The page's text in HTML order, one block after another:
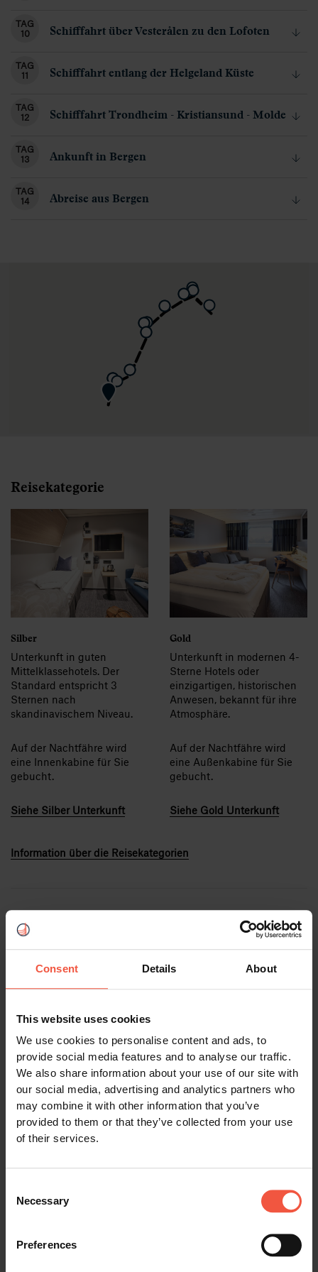
Consent Details About
This website uses cookies
We use cookies to personalise content and ads, to
provide social media features and to analyse our traffic.
We also share information about your use of our site with
our social media, advertising and analytics partners who
may combine it with other information that you’ve
provided to them or that they’ve collected from your use
of their services.
Selection
Necessary
Preferences
TAG
10
Schifffahrt über Vesterålen zu den Lofoten
TAG
11
Schifffahrt entlang der Helgeland Küste
TAG
12
Schifffahrt Trondheim - Kristiansund - Molde
TAG
13
Ankunft in Bergen
TAG
14
Abreise aus Bergen
Reisekategorie
Silber
Unterkunft in guten
Mittelklassehotels. Der
Standard entspricht 3
Sternen nach
skandinavischem Niveau.
Auf der Nachtfähre wird
eine Innenkabine für Sie
gebucht.
Siehe Silber Unterkunft
Gold
Unterkunft in modernen 4-
Sterne Hotels oder
einzigartigen, historischen
Anwesen, bekannt für ihre
Atmosphäre.
Auf der Nachtfähre wird
eine Außenkabine für Sie
gebucht.
Siehe Gold Unterkunft
Information über die Reisekategorien
Inbegriffene Leistungen:
mit privatem Bad mit Dusche/WC, inklusive
Frühstück.
11 Übernachtungen an Bord von Havila von
Bergen via Kirkenes nach Bergen.
Unterbringung in einer nicht näher spezifizierten
Innenkabine mit Etagenbett und Dusche/WC (1
Einzelbett im unteren Bereich und 1 Bett im
oberen ). Kabine auf Deck 4, 5 oder 7.
Vollpension während der Schiffsreise
Speisen, meistens zwischen 07:00 und 10:00
Auswahlmöglichkeiten, meistens zwischen